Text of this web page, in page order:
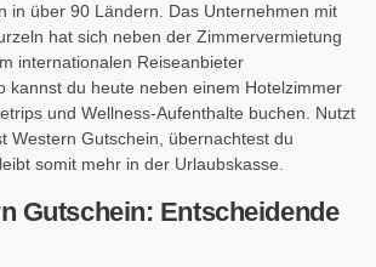
in über 90 Ländern. Das Unternehmen mit
hat sich neben der Zimmervermietung
internationalen Reiseanbieter
kannst du heute neben einem Hotelzimmer
und Wellness-Aufenthalte buchen. Nutzt
Western Gutschein, übernachtest du
somit mehr in der Urlaubskasse.
Gutschein: Entscheidende